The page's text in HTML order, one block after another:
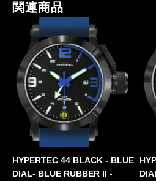
関連商品
HYPERTEC 44 BLACK - BLUE
DIAL- BLUE RUBBER II -